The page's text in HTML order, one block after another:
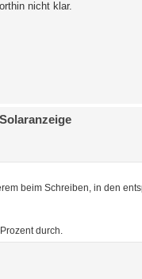
nicht klar.
beim Schreiben, in den
durch.